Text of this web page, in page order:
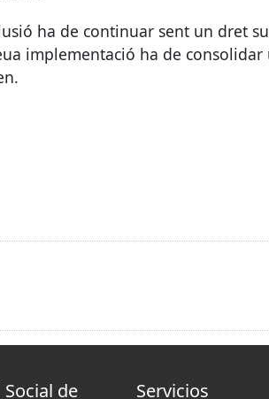
ha de continuar sent un dret
implementació ha de consolidar
de Servicios